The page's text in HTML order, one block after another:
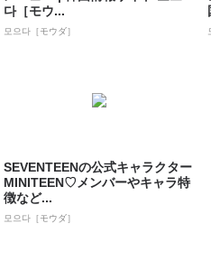
다［モウ...
모으다［モウダ］
SEVENTEENの公式キャラクター
MINITEEN♡メンバーやキャラ特
徴など...
모으다［モウダ］